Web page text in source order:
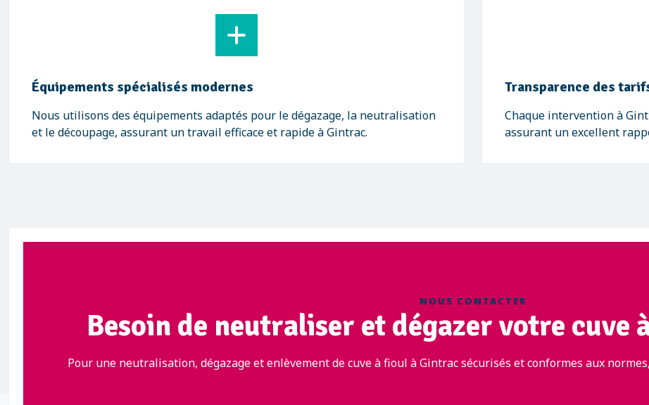
Équipements spécialisés modernes
Nous utilisons des équipements adaptés pour le dégazage, la neutralisation
et le découpage, assurant un travail efficace et rapide à Gintrac.
Transparence des
Chaque intervention à
assurant un excellent
NOUS CONTACTER
Besoin de neutraliser et dégazer votre cuve
Pour une neutralisation, dégazage et enlèvement de cuve à fioul à Gintrac sécurisés et conformes aux